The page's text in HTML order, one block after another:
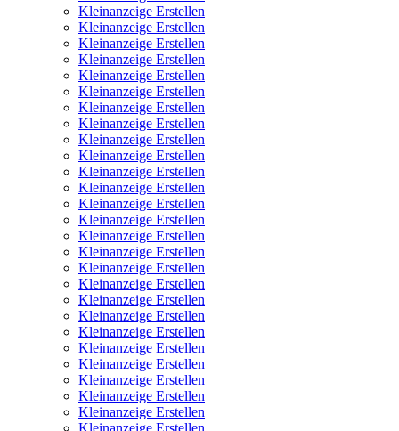
Kleinanzeige Erstellen
Kleinanzeige Erstellen
Kleinanzeige Erstellen
Kleinanzeige Erstellen
Kleinanzeige Erstellen
Kleinanzeige Erstellen
Kleinanzeige Erstellen
Kleinanzeige Erstellen
Kleinanzeige Erstellen
Kleinanzeige Erstellen
Kleinanzeige Erstellen
Kleinanzeige Erstellen
Kleinanzeige Erstellen
Kleinanzeige Erstellen
Kleinanzeige Erstellen
Kleinanzeige Erstellen
Kleinanzeige Erstellen
Kleinanzeige Erstellen
Kleinanzeige Erstellen
Kleinanzeige Erstellen
Kleinanzeige Erstellen
Kleinanzeige Erstellen
Kleinanzeige Erstellen
Kleinanzeige Erstellen
Kleinanzeige Erstellen
Kleinanzeige Erstellen
Kleinanzeige Erstellen